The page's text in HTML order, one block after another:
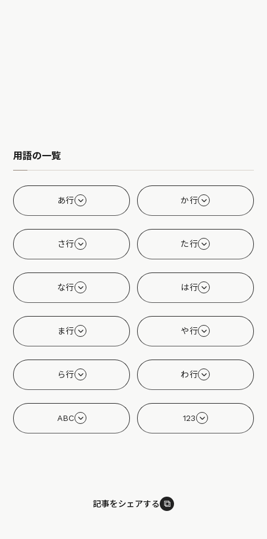
用語の一覧
あ行 か行
さ行 た行
な行 は行
ま行 や行
ら行 わ行
ABC 123
記事をシェアする ⧉